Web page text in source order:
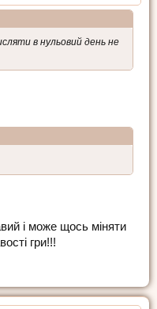
в нульовий день не
і може щось міняти
гри!!!